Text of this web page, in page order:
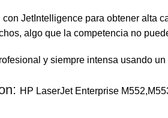
JetIntelligence para obtener
algo que la competencia no
y siempre intensa usando un
HP LaserJet Enterprise